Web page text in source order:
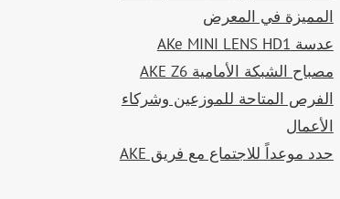
المميزة في المعرض
عدسة AKe MINI LENS HD1
مصباح الشبكة الأمامية AKE Z6
الفرص المتاحة للموزعين وشركاء
الأعمال
حدد موعداً للاجتماع مع فريق AKE